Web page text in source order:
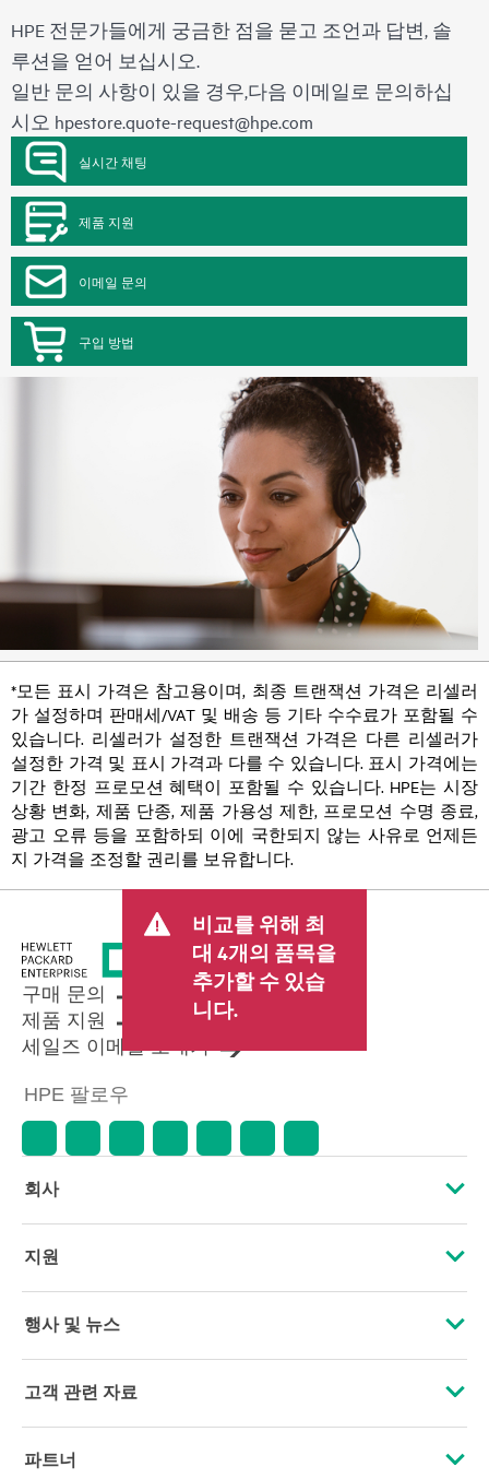
HPE 전문가들에게 궁금한 점을 묻고 조언과 답변, 솔
루션을 얻어 보십시오.
일반 문의 사항이 있을 경우,다음 이메일로 문의하십
시오 hpestore.quote-request@hpe.com
실시간 채팅
제품 지원
이메일 문의
구입 방법
*모든 표시 가격은 참고용이며, 최종 트랜잭션 가격은 리셀러
가 설정하며 판매세/VAT 및 배송 등 기타 수수료가 포함될 수
있습니다. 리셀러가 설정한 트랜잭션 가격은 다른 리셀러가
설정한 가격 및 표시 가격과 다를 수 있습니다. 표시 가격에는
기간 한정 프로모션 혜택이 포함될 수 있습니다. HPE는 시장
상황 변화, 제품 단종, 제품 가용성 제한, 프로모션 수명 종료,
광고 오류 등을 포함하되 이에 국한되지 않는 사유로 언제든
지 가격을 조정할 권리를 보유합니다.
비교를 위해 최
대 4개의 품목을
추가할 수 있습
니다.
구매 문의
제품 지원
세일즈 이메일 보내기
HPE 팔로우
회사
HPE 소개
기업의 책임
HPE Labs
지원
운영 지원 서비스
소프트웨어 및 드라이버
행사 및 뉴스
행사
고객 관련 자료
문의하기
파트너